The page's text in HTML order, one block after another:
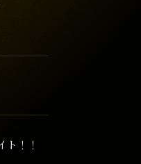
！！